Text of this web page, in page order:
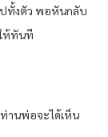
ปทั้งตัว พอหันกลับ
ห้ทันที
านพ่อจะได้เห็น